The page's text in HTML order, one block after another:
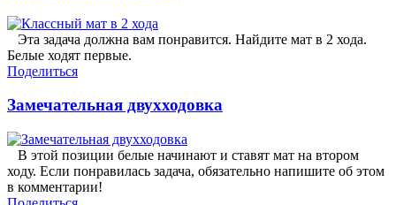
Эта задача должна вам понравится. Найдите мат в 2 хода.
Белые ходят первые.
Поделиться
Замечательная двухходовка
В этой позиции белые начинают и ставят мат на втором
ходу. Если понравилась задача, обязательно напишите об этом
в комментарии!